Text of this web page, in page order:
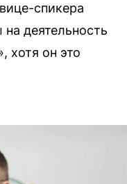
спикера
деятельность
хотя он это